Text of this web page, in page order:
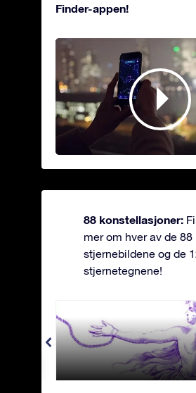
Finder-appen!
88 konstellasjoner:
mer om hver av de 88
stjernebildene og de
stjernetegnene!
Andromeda - Den